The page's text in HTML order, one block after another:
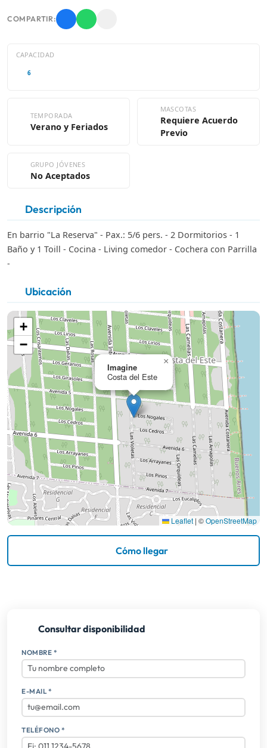
COMPARTIR:
CAPACIDAD
6
TEMPORADA
Verano y Feriados
MASCOTAS
Requiere Acuerdo
Previo
GRUPO JÓVENES
No Aceptados
Descripción
En barrio "La Reserva" - Pax.: 5/6 pers. - 2 Dormitorios - 1
Baño y 1 Toill - Cocina - Living comedor - Cochera con Parrilla
-
Ubicación
Imagine
Costa del Este
×
+
−
Leaflet | ©OpenStreetMap
Cómo llegar
Consultar disponibilidad
NOMBRE *
E-MAIL *
TELÉFONO *